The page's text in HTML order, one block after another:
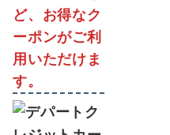
ど、お得なク
ーポンがご利
用いただけま
す。